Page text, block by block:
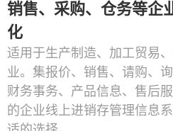
销售、采购、仓务等企
化
适用于生产制造、加工贸易
业。集报价、销售、请购、
财务事务、产品信息、售后
的企业线上进销存管理信息